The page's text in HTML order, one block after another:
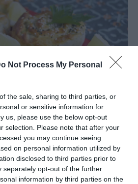
Not Process My Personal
the sale, sharing to third parties, or
or sensitive information for
us, please use the below opt-out
selection. Please note that after your
you may continue seeing
on personal information utilized by
disclosed to third parties prior to
separately opt-out of the further
information by third parties on the